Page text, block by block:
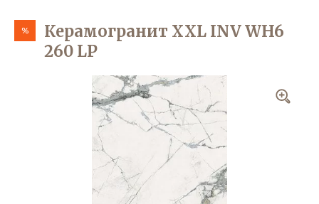
%
Керамогранит XXL INV WH6
260 LP